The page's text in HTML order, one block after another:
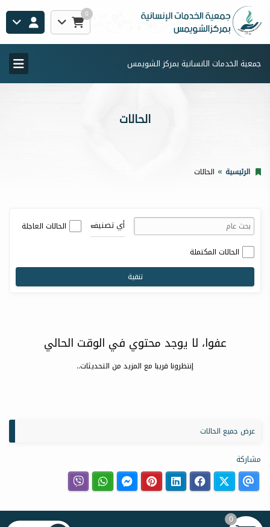
0
جمعية الخدمات الانسانية بمركز الشويمس
الحالات
الرئيسية الحالات
أي تصنيف
الحالات العاجلة
الحالات المكتملة
تنقية
عفوا، لا يوجد محتوي في الوقت الحالي
إنتظرونا قريبا مع المزيد من التحديثات..
عرض جميع الحالات
مشاركة
0